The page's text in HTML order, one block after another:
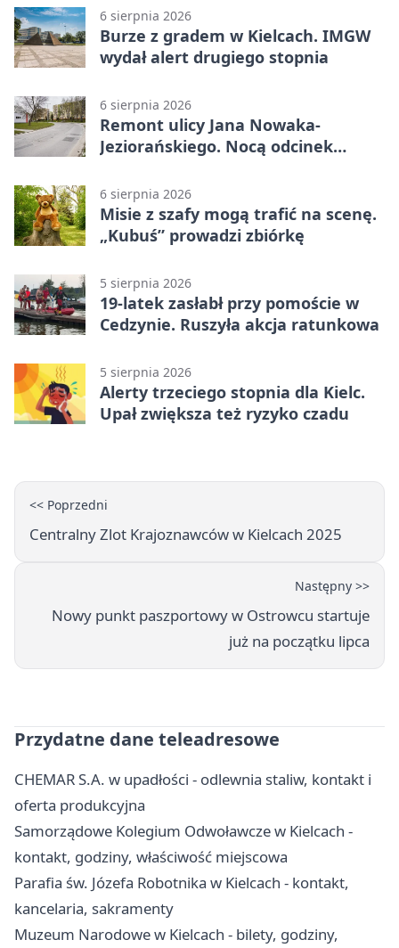
6 sierpnia 2026
Burze z gradem w Kielcach. IMGW
wydał alert drugiego stopnia
6 sierpnia 2026
Remont ulicy Jana Nowaka-
Jeziorańskiego. Nocą odcinek
6 sierpnia 2026
Misie z szafy mogą trafić na scenę.
„Kubuś” prowadzi zbiórkę
5 sierpnia 2026
19-latek zasłabł przy pomoście w
Cedzynie. Ruszyła akcja ratunkowa
5 sierpnia 2026
Alerty trzeciego stopnia dla Kielc.
Upał zwiększa też ryzyko czadu
<< Poprzedni
Centralny Zlot Krajoznawców w Kielcach 2025
Następny >>
Nowy punkt paszportowy w Ostrowcu startuje
już na początku lipca
Przydatne dane teleadresowe
CHEMAR S.A. w upadłości - odlewnia staliw, kontakt i
oferta produkcyjna
Samorządowe Kolegium Odwoławcze w Kielcach -
kontakt, godziny, właściwość miejscowa
Parafia św. Józefa Robotnika w Kielcach - kontakt,
kancelaria, sakramenty
Muzeum Narodowe w Kielcach - bilety, godziny,